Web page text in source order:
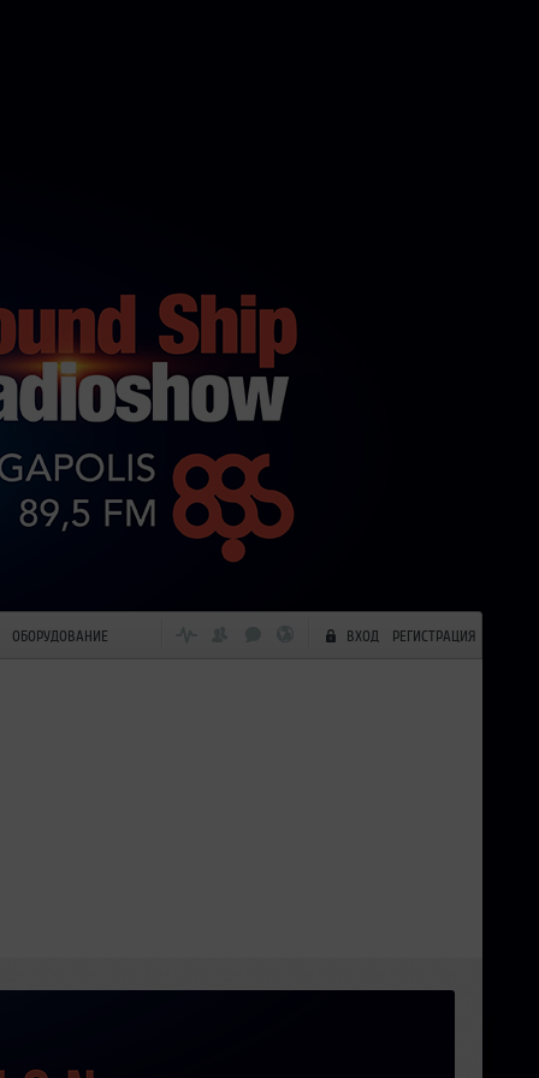
ОБОРУДОВАНИЕ ВХОД РЕГИСТРАЦИЯ